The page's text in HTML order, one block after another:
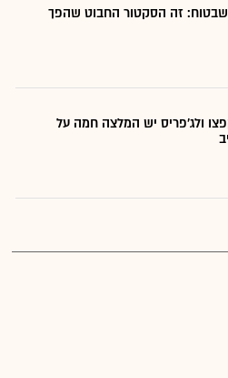
זה הסקטור החבוט שהפך
ולג'פריס יש המלצה חמה על